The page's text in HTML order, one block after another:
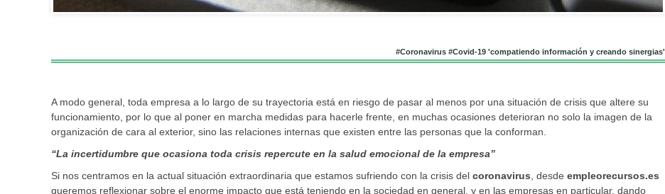
#Coronavirus #Covid-19 'compatiendo información y creando sinergias'
A modo general, toda empresa a lo largo de su trayectoria está en riesgo de pasar al menos por una situación de crisis que altere su
funcionamiento, por lo que al poner en marcha medidas para hacerle frente, en muchas ocasiones deterioran no solo la imagen de la
organización de cara al exterior, sino las relaciones internas que existen entre las personas que la conforman.
“La incertidumbre que ocasiona toda crisis repercute en la salud emocional de la empresa”
Si nos centramos en la actual situación extraordinaria que estamos sufriendo con la crisis del coronavirus, desde empleorecursos.es
queremos reflexionar sobre el enorme impacto que está teniendo en la sociedad en general, y en las empresas en particular, dando